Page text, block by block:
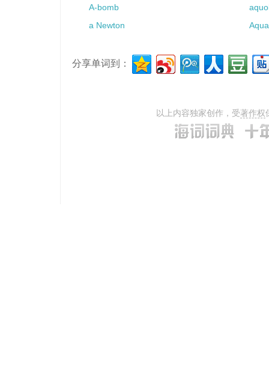
A-bomb
a Newton
分享单词到：
以上内容独家创作，受著作权